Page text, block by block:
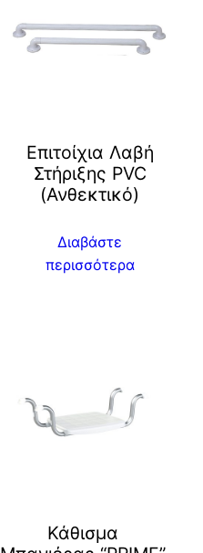
Επιτοίχια Λαβή
Στήριξης PVC
(Ανθεκτικό)
Διαβάστε
περισσότερα
Κάθισμα